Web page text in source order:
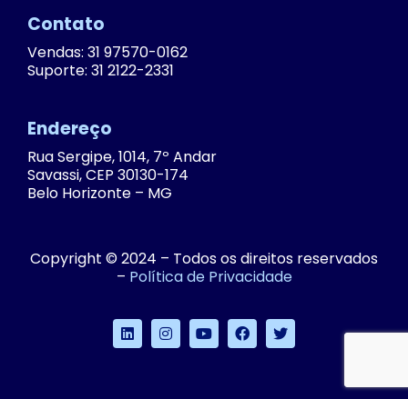
Contato
Vendas: 31 97570-0162
Suporte: 31 2122-2331
Endereço
Rua Sergipe, 1014, 7º Andar
Savassi, CEP 30130-174
Belo Horizonte – MG
Copyright © 2024 – Todos os direitos reservados
– Política de Privacidade